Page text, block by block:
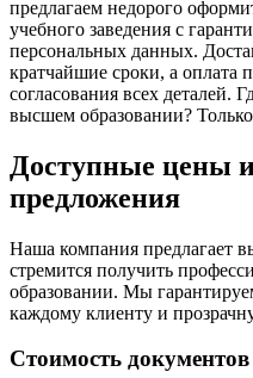
предлагаем недорого
учебного заведения с
персональных данных.
кратчайшие сроки, а оплата
согласования всех деталей.
высшем образовании?
Доступные цены
предложения
Наша компания предлагает
стремится получить
образовании. Мы
каждому клиенту и
Стоимость документов